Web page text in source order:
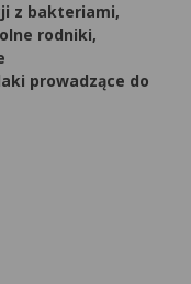
z bakteriami,
rodniki,
prowadzące do